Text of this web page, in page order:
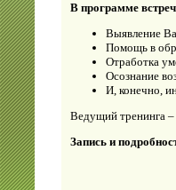
В программе
Выявление
Помощь в
Отработка
Осознание
И, конечно,
Ведущий тренинга
Запись и